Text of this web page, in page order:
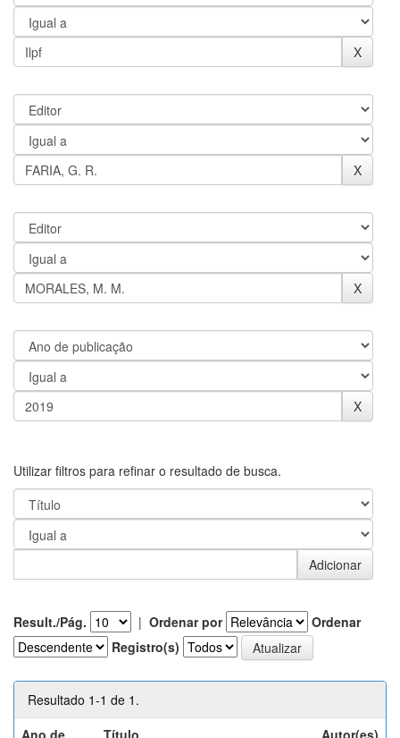
Utilizar filtros para refinar o resultado de busca.
Result./Pág. | Ordenar por
Ordenar
Registro(s)
Resultado 1-1 de 1.
Ano de
Título Autor(es)